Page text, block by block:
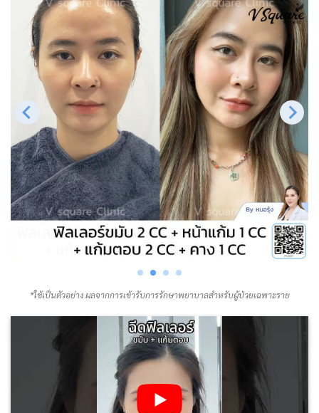
*ใช้เป็นตัวอย่าง ผลจากการเข้ารับการรักษาพยาบาลสำหรับผู้ป่วยเฉพาะราย